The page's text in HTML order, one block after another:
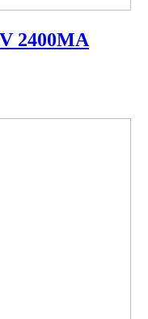
2400MA